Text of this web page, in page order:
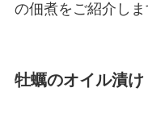
の佃煮をご紹介しま
牡蠣のオイル漬け